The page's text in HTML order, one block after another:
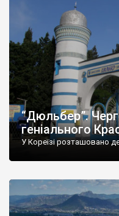
“Дюльбер”.
геніального
У Кореїзі розташовано